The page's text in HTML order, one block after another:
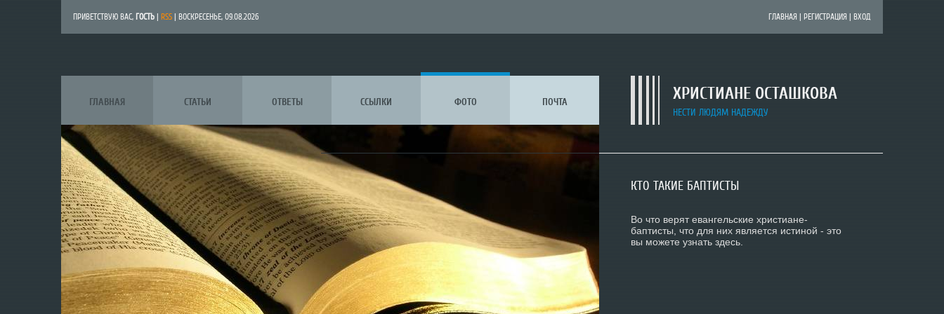
ПРИВЕТСТВУЮ ВАС, ГОСТЬ RSS | ВОСКРЕСЕНЬЕ, 09.08.2026 ГЛАВНАЯ РЕГИСТРАЦИЯ ВХОД
ХРИСТИАНЕ ОСТАШКОВА
НЕСТИ ЛЮДЯМ НАДЕЖДУ
ГЛАВНАЯ СТАТЬИ ОТВЕТЫ ССЫЛКИ ФОТО ПОЧТА
КТО ТАКИЕ БАПТИСТЫ
Во что верят евангельские христиане-
баптисты, что для них является истиной - это
вы можете узнать здесь.
О НАС
Церковь - это прежде всего люди. Приглашаем
вас познакомиться на страницах сайта с
нашей жизнью, с нашим служением Богу.
ДОБРО ПОЖАЛОВАТЬ В ОСТАШКОВ!
Если вы ищете церкви или какие-либо
учреждения в Осташкове, Осташковском
районе, мы будем рады помочь вам